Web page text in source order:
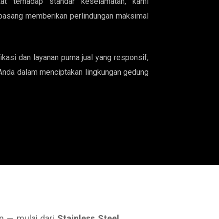
memberikan perlindungan maksimal
dan layanan purna jual yang responsif,
dalam menciptakan lingkungan gedung